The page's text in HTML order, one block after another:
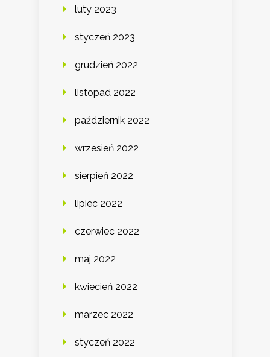
luty 2023
styczeń 2023
grudzień 2022
listopad 2022
październik 2022
wrzesień 2022
sierpień 2022
lipiec 2022
czerwiec 2022
maj 2022
kwiecień 2022
marzec 2022
styczeń 2022